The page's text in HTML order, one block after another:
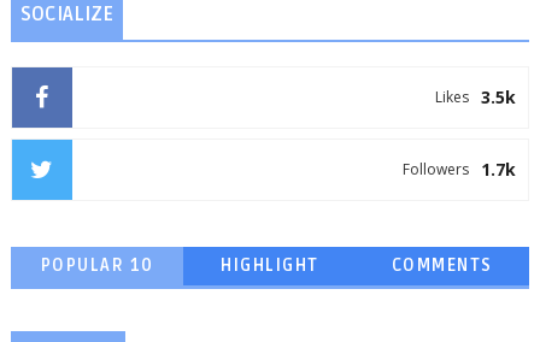
SOCIALIZE
3.5k
Likes
1.7k
Followers
POPULAR 10 HIGHLIGHT COMMENTS